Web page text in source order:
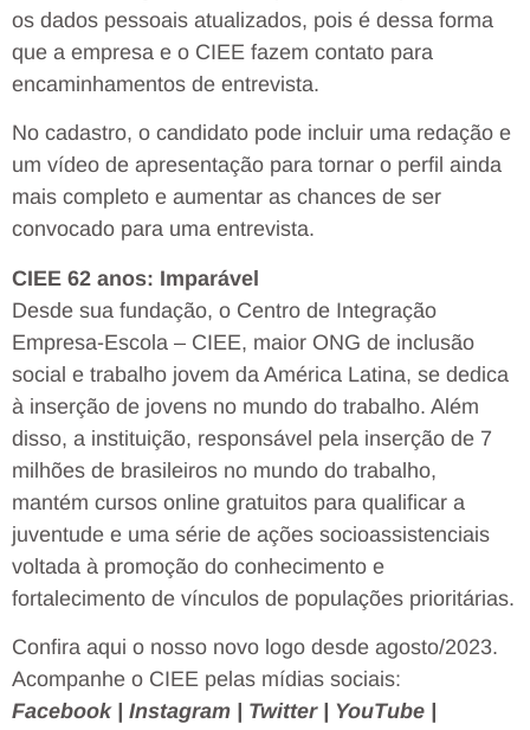
os dados pessoais atualizados, pois é dessa forma
que a empresa e o CIEE fazem contato para
encaminhamentos de entrevista.
No cadastro, o candidato pode incluir uma redação e
um vídeo de apresentação para tornar o perfil ainda
mais completo e aumentar as chances de ser
convocado para uma entrevista.
CIEE 62 anos: Imparável
Desde sua fundação, o Centro de Integração
Empresa-Escola – CIEE, maior ONG de inclusão
social e trabalho jovem da América Latina, se dedica
à inserção de jovens no mundo do trabalho. Além
disso, a instituição, responsável pela inserção de 7
milhões de brasileiros no mundo do trabalho,
mantém cursos online gratuitos para qualificar a
juventude e uma série de ações socioassistenciais
voltada à promoção do conhecimento e
fortalecimento de vínculos de populações prioritárias.
Confira aqui o nosso novo logo desde agosto/2023.
Acompanhe o CIEE pelas mídias sociais:
Facebook | Instagram | Twitter | YouTube |